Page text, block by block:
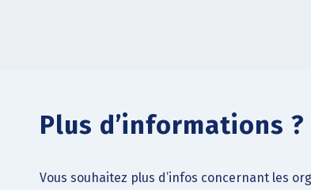
Plus d’informations ?
Vous souhaitez plus d’infos concernant les